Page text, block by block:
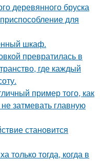
деревянного бруска
для
шкаф.
превратилась в
где каждый
пример того, как
затмевать главную
становится
только тогда, когда в